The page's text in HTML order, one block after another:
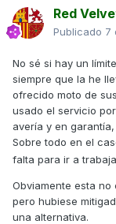
Red
Publicado 7
No sé si hay un
siempre que la he
ofrecido moto de
usado el servicio
avería y en
Sobre todo en el
falta para ir a
Obviamente esta no
pero hubiese
una alternativa.